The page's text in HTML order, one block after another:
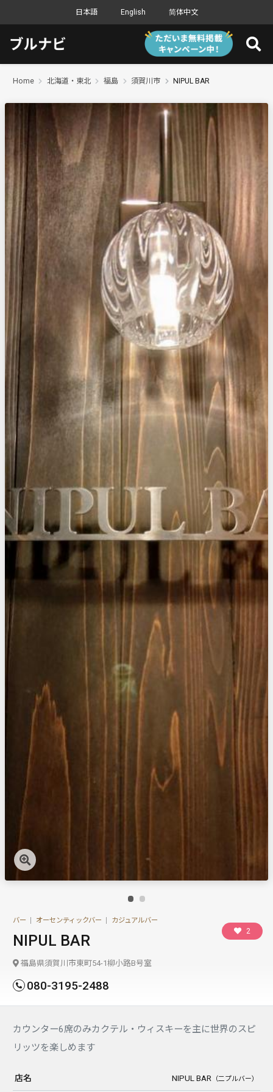
日本語 English 简体中文
Home 北海道・東北 福島 須賀川市 NIPUL BAR
バー オーセンティックバー カジュアルバー
NIPUL BAR
福島県須賀川市東町54-1柳小路B号室
080-3195-2488
2
カウンター6席のみカクテル・ウィスキーを主に世界のスピ
リッツを楽しめます
店名 NIPUL BAR（二プルバー）